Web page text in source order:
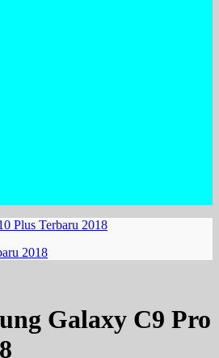
Plus Terbaru 2018
2018
Galaxy C9 Pro